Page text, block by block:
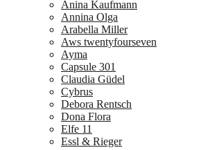
Anina Kaufmann
Annina Olga
Arabella Miller
Aws twentyfourseven
Ayma
Capsule 301
Claudia Güdel
Cybrus
Debora Rentsch
Dona Flora
Elfe 11
Essl & Rieger